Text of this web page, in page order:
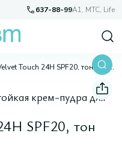
637-88-99A1, МТС, Life
My Skin Velvet Touch 24H SPF20, тон 10N-Ivory
крем-пудра для
SPF20, тон